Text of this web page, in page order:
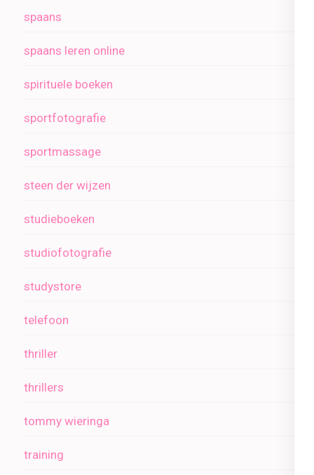
spaans
spaans leren online
spirituele boeken
sportfotografie
sportmassage
steen der wijzen
studieboeken
studiofotografie
studystore
telefoon
thriller
thrillers
tommy wieringa
training